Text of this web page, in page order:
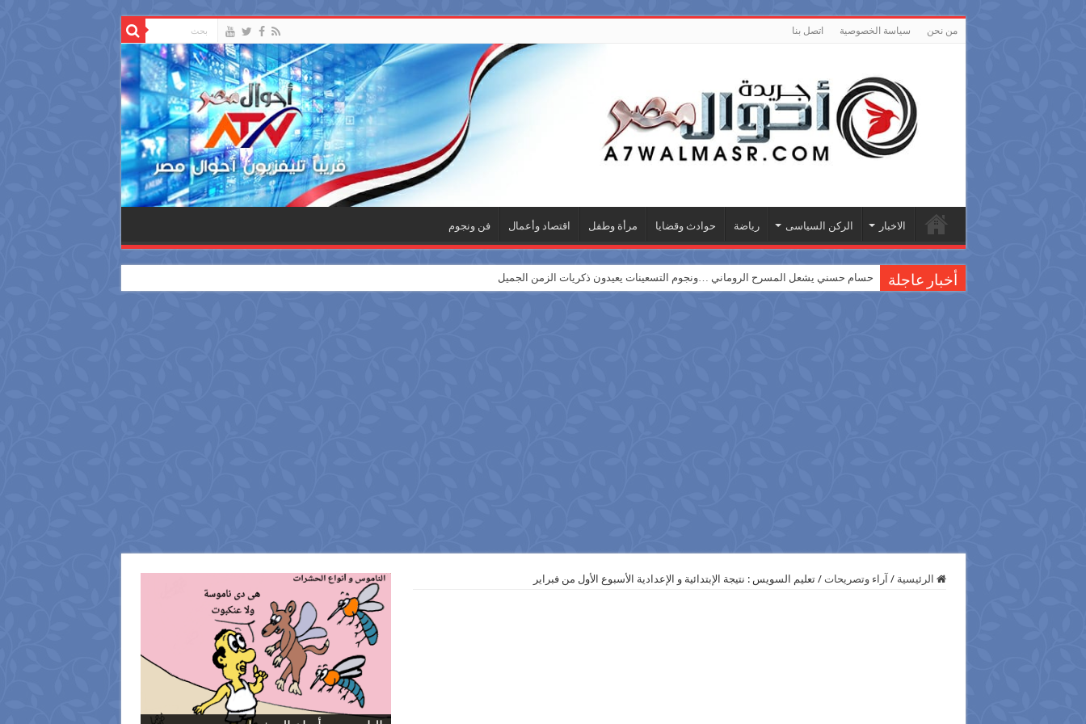
من نحن سياسة الخصوصية اتصل بنا
الاخبار الركن السياسى رياضة حوادث وقضايا مرأة وطفل اقتصاد وأعمال فن ونجوم
أخبار عاجلة حسام حسني يشعل المسرح الروماني …ونجوم التسعينات يعيدون ذكريات الزمن الجميل
الرئيسية / آراء وتصريحات / تعليم السويس : نتيجة الإبتدائية و الإعدادية الأسبوع الأول من فبراير